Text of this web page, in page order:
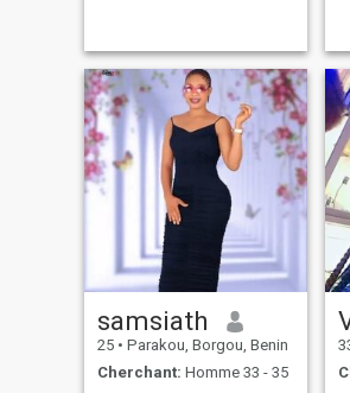
samsiath
25 • Parakou, Borgou, Benin
Cherchant: Homme 33 - 35